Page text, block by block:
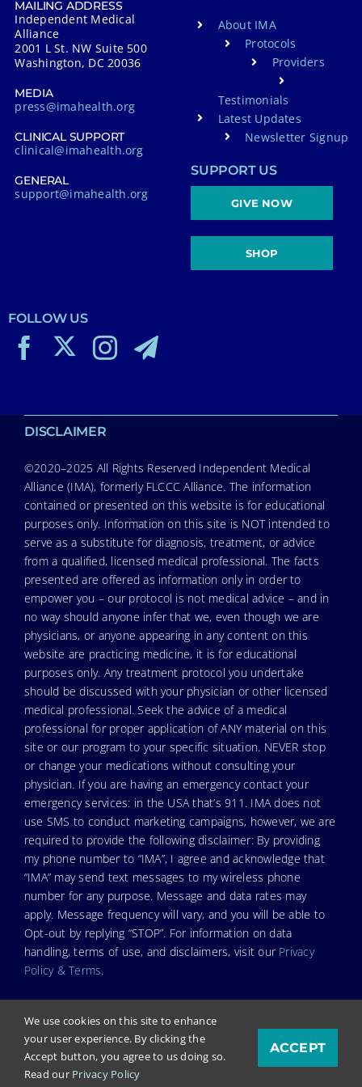
e
MAILING ADDRESS
Independent Medical
Alliance
2001 L St. NW Suite 500
Washington, DC 20036
MEDIA
press@imahealth.org
CLINICAL SUPPORT
clinical@imahealth.org
GENERAL
support@imahealth.org
About IMA
Protocols
Providers
Testimonials
Latest Updates
Newsletter Signup
SUPPORT US
GIVE NOW
SHOP
FOLLOW US
DISCLAIMER
©2020–2025 All Rights Reserved Independent Medical
Alliance (IMA), formerly FLCCC Alliance. The information
contained or presented on this website is for educational
purposes only. Information on this site is NOT intended to
serve as a substitute for diagnosis, treatment, or advice
from a qualified, licensed medical professional. The facts
presented are offered as information only in order to
empower you – our protocol is not medical advice – and in
no way should anyone infer that we, even though we are
physicians, or anyone appearing in any content on this
website are practicing medicine, it is for educational
purposes only. Any treatment protocol you undertake
should be discussed with your physician or other licensed
medical professional. Seek the advice of a medical
professional for proper application of ANY material on this
site or our program to your specific situation. NEVER stop
or change your medications without consulting your
physician. If you are having an emergency contact your
emergency services: in the USA that’s 911. IMA does not
use SMS to conduct marketing campaigns, however, we are
required to provide the following disclaimer: By providing
my phone number to “IMA”, I agree and acknowledge that
“IMA” may send text messages to my wireless phone
number for any purpose. Message and data rates may
apply. Message frequency will vary, and you will be able to
Opt-out by replying “STOP”. For information on data
handling, terms of use, and disclaimers, visit our Privacy
Policy & Terms.
© Copyright 2025. Independent Medical Alliance (IMA),
formerly FLCCC Alliance.
We use cookies on this site to enhance
your user experience. By clicking the
Accept button, you agree to us doing so.
Read our Privacy Policy
ACCEPT